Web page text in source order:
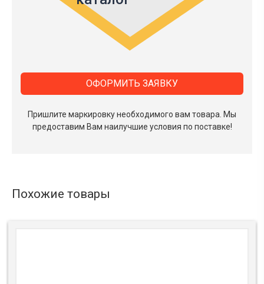
Пришлите маркировку необходимого вам товара. Мы
предоставим Вам наилучшие условия по поставке!
ОФОРМИТЬ ЗАЯВКУ
Похожие товары